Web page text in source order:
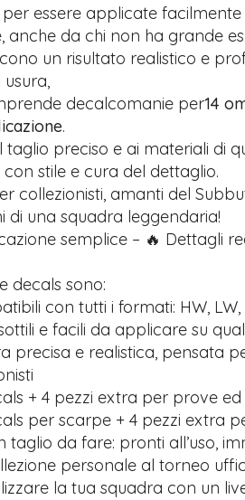
per essere applicate
anche da chi non ha grande
un risultato realistico e
decalcomanie per14
.
taglio preciso e ai materiali di
stile e cura del dettaglio.
collezionisti, amanti del
di una squadra leggendaria!
semplice – 🔥 Dettagli
decals sono:
con tutti i formati: HW, LW,
e facili da applicare su
precisa e realistica, pensata
+ 4 pezzi extra per prove ed
per scarpe + 4 pezzi extra
taglio da fare: pronti all’uso,
personale al torneo
la tua squadra con un